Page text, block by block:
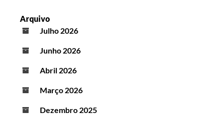
Arquivo
Julho 2026
Junho 2026
Abril 2026
Março 2026
Dezembro 2025